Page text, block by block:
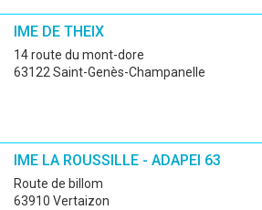
IME DE THEIX
14 route du mont-dore
63122 Saint-Genès-Champanelle
IME LA ROUSSILLE - ADAPEI 63
route de billom
63910 Vertaizon